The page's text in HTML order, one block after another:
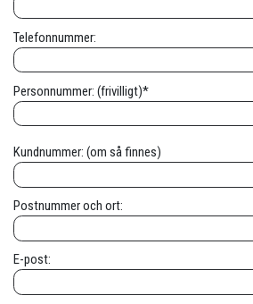
Telefonnummer:
Personnummer: (frivilligt)*
Kundnummer: (om så finnes)
Postnummer och ort:
E-post: